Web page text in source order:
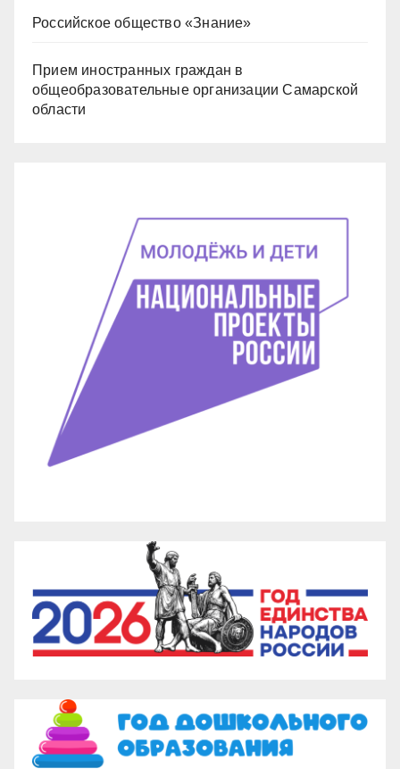
Российское общество «Знание»
Прием иностранных граждан в
общеобразовательные организации Самарской
области